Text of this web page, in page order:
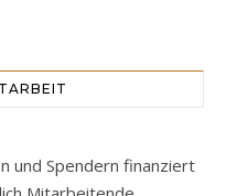
und Spendern finanziert